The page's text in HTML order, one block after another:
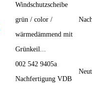
Windschutzscheibe
grün / color /
wärmedämmend mit
Grünkeil...
002 542 9405a
Nachfertigung VDB